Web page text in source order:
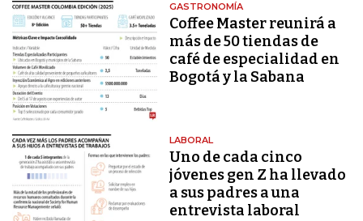
GASTRONOMÍA
Coffee Master reunirá a
más de 50 tiendas de
café de especialidad en
Bogotá y la Sabana
LABORAL
Uno de cada cinco
jóvenes gen Z ha llevado
a sus padres a una
entrevista laboral